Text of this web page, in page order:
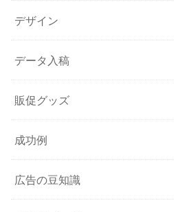
デザイン
データ入稿
販促グッズ
成功例
広告の豆知識